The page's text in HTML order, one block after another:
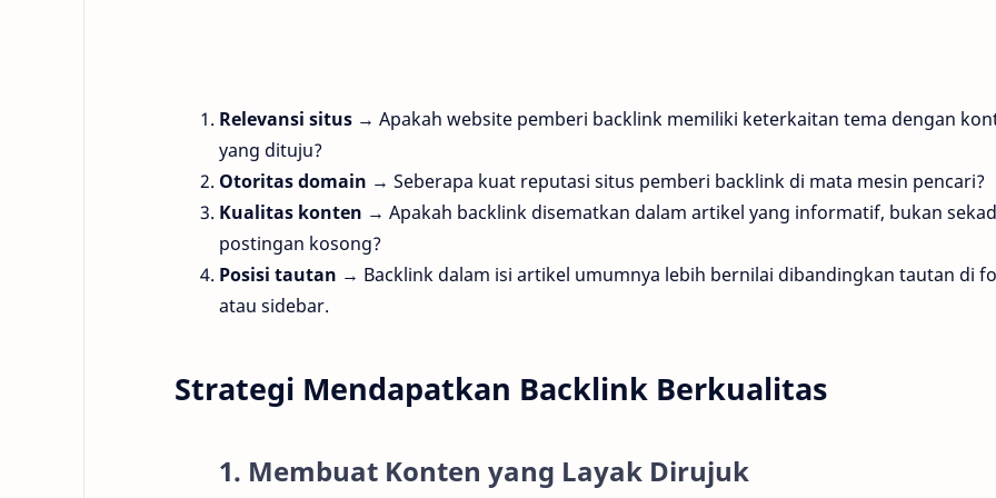
Relevansi situs → Apakah website pemberi backlink memiliki keterkaitan tema dengan
yang dituju?
Otoritas domain → Seberapa kuat reputasi situs pemberi backlink di mata mesin pencari?
Kualitas konten → Apakah backlink disematkan dalam artikel yang informatif, bukan
postingan kosong?
Posisi tautan → Backlink dalam isi artikel umumnya lebih bernilai dibandingkan tautan di
atau sidebar.
Strategi Mendapatkan Backlink Berkualitas
1. Membuat Konten yang Layak Dirujuk